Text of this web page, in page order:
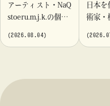
アーティスト・NaQ
stoeru.m.j.k.の個展
(2026.08.04)
日本
術家・